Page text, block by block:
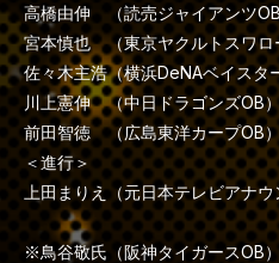
高橋由伸 （読売ジャイアンツOB
宮本慎也 （東京ヤクルトスワロ
佐々木主浩（横浜DeNAベイスタ
川上憲伸 （中日ドラゴンズOB
前田智徳 （広島東洋カープOB
＜進行＞
上田まりえ（元日本テレビアナウ
※鳥谷敬氏（阪神タイガースOB